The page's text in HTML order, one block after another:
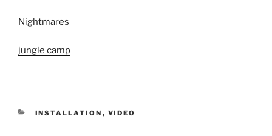
Nightmares
jungle camp
KATEGORIEN
INSTALLATION , VIDEO